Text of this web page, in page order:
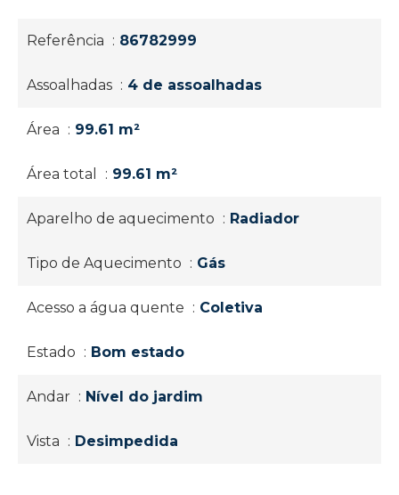
Referência 86782999
Assoalhadas 4 de assoalhadas
Área 99.61 m²
Área total 99.61 m²
Aparelho de aquecimento Radiador
Tipo de Aquecimento Gás
Acesso a água quente Coletiva
Estado Bom estado
Andar Nível do jardim
Vista Desimpedida